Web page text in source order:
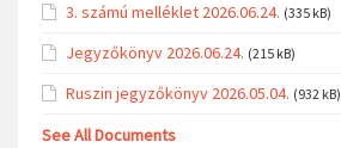
3. számú melléklet 2026.06.24. (335 kB)
Jegyzőkönyv 2026.06.24. (215 kB)
Ruszin jegyzőkönyv 2026.05.04. (932 kB)
See All Documents